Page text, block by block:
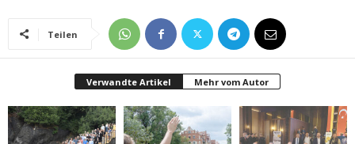
Teilen
Verwandte Artikel Mehr vom Autor